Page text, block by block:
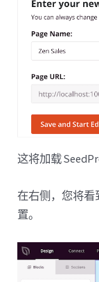
这将加载
在右侧，您将看
置。